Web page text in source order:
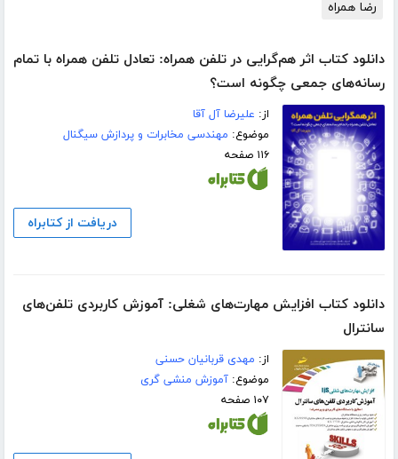
رضا همراه
دانلود کتاب اثر هم‌گرایی در تلفن همراه: تعادل تلفن همراه با تمام
رسانه‌های جمعی چگونه است؟
از: علیرضا آل آقا
موضوع: مهندسی مخابرات و پردازش سیگنال
۱۱۶ صفحه
دریافت از کتابراه
دانلود کتاب افزایش مهارت‌های شغلی: آموزش کاربردی تلفن‌های
سانترال
از: مهدی قربانیان حسنی
موضوع:آموزش منشی گری
۱۰۷ صفحه